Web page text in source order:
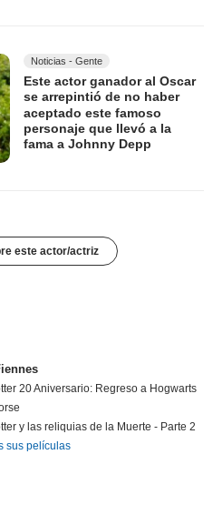
Noticias - Gente
Este actor ganador al Oscar
se arrepintió de no haber
aceptado este famoso
personaje que llevó a la
fama a Johnny Depp
este actor/actriz
20 Aniversario: Regreso a Hogwarts
y las reliquias de la Muerte - Parte 2
sus películas